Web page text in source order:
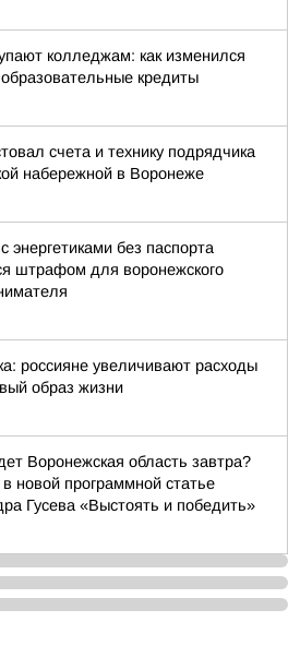
колледжам: как изменился
кредиты
счета и технику подрядчика
набережной в Воронеже
энергетиками без паспорта
штрафом для воронежского
россияне увеличивают расходы
образ жизни
Воронежская область завтра?
новой программной статье
Гусева «Выстоять и победить»